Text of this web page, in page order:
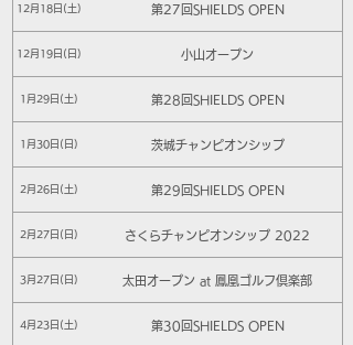
12月18日(土) 第27回SHIELDS OPEN
12月19日(日) 小山オープン
1月29日(土) 第28回SHIELDS OPEN
1月30日(日) 茨城チャンピオンシップ
2月26日(土) 第29回SHIELDS OPEN
2月27日(日) さくらチャンピオンシップ 2022
3月27日(日) 太田オープン at 鳳凰ゴルフ倶楽部
4月23日(土) 第30回SHIELDS OPEN